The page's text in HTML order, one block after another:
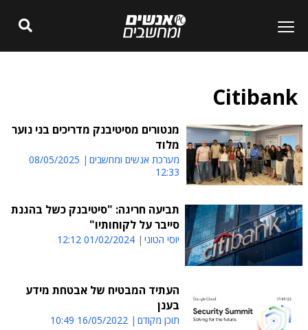
Citibank
מנטורים מסיטיבנק מדריכים בני נוער
מלוד
מערכת אנשים ומחשבים
08/05/2025
12:33
תביעה חריגה: "סיטיבנק כשל בהגנת
סייבר על לקוחותיו"
יוסי הטוני 01/02/2024 12:12
העתיד המבטיח של אבטחת מידע
בענן
תוכן מקודם 16/05/2022 10:49